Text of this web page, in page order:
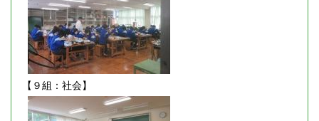
【９組：社会】